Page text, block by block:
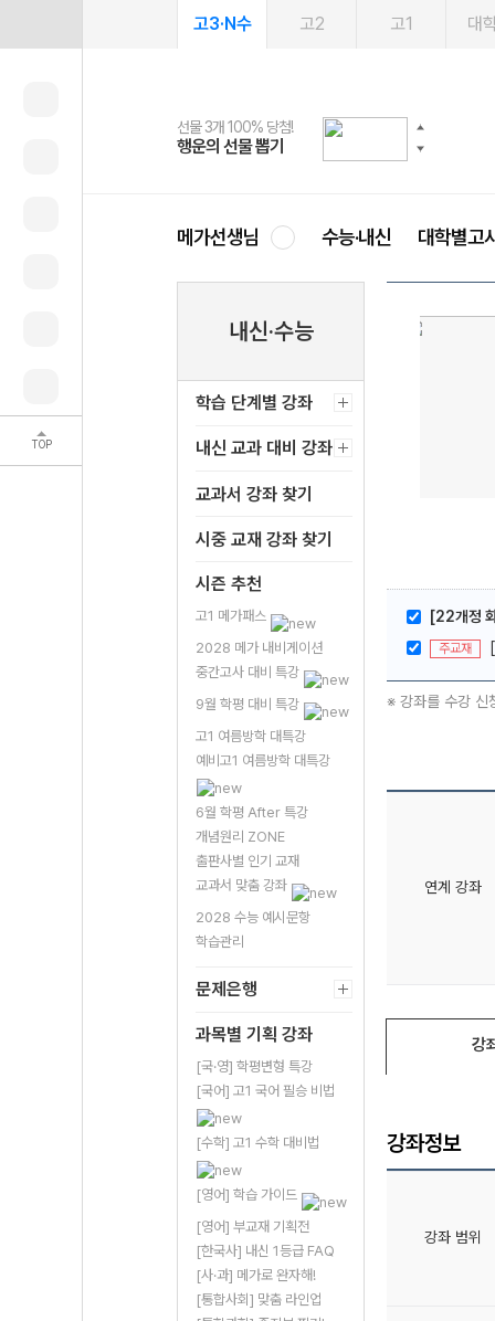
TOP
고3·N수 고2 고1 대
선물 3개 100% 당첨!
행운의 선물 뽑기
선물 100% 증정!
메가스터디 X 올리브
여름방학 스터디 캐시백
메가런 썸머스쿨
2027 러셀 단과
강사 공개선발
스마트러닝앱
설문 EVENT
메가패스
3일 무료 체험권
메가패스 수강생 무료혜택!
메가클럽 멤버십
사회공헌 캠페인
희망이룸 메가나눔
메가선생님 수능·내신 대학별고
내신·수능
학습 단계별 강좌
내신 교과 대비 강좌
교과서 강좌 찾기
시중 교재 강좌 찾기
시즌 추천
고1 메가패스
2028 메가 내비게이션
중간고사 대비 특강
9월 학평 대비 특강
고1 여름방학 대특강
예비고1 여름방학 대특강
6월 학평 After 특강
개념원리 ZONE
출판사별 인기 교재
교과서 맞춤 강좌
2028 수능 예시문항
학습관리
문제은행
과목별 기획 강좌
[국·영] 학평변형 특강
[국어] 고1 국어 필승 비법
[수학] 고1 수학 대비법
[영어] 학습 가이드
[영어] 부교재 기획전
[한국사] 내신 1등급 FAQ
[사·과] 메가로 완자해!
[통합사회] 맞춤 라인업
[22개정
주교재
※ 강좌를 수강 신
연계 강좌
강
강좌정보
강좌 범위